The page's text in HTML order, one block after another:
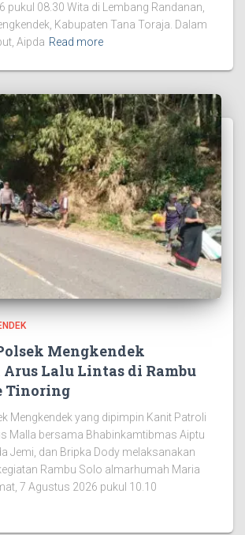
pukul 08.30 Wita di Lembang Randanan,
Kabupaten Tana Toraja. Dalam
Aipda Read more
Mengkendek
Lalu Lintas di Rambu
Tinoring
Mengkendek yang dipimpin Kanit Patroli
Malla bersama Bhabinkamtibmas Aiptu
Jemi, dan Bripka Dody melaksanakan
Rambu Solo almarhumah Maria
7 Agustus 2026 pukul 10.10